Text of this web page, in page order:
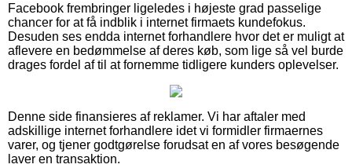
Facebook frembringer ligeledes i højeste grad passelige
chancer for at få indblik i internet firmaets kundefokus.
Desuden ses endda internet forhandlere hvor det er muligt at
aflevere en bedømmelse af deres køb, som lige så vel burde
drages fordel af til at fornemme tidligere kunders oplevelser.
Denne side finansieres af reklamer. Vi har aftaler med
adskillige internet forhandlere idet vi formidler firmaernes
varer, og tjener godtgørelse forudsat en af vores besøgende
laver en transaktion.